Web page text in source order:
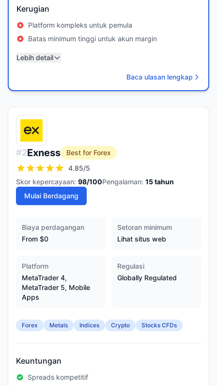
Kerugian
Platform kompleks untuk pemula
Batas minimum tinggi untuk akun margin
Lebih detail
Baca ulasan lengkap
#2Exness
Best for Forex
4.85/5
Skor kepercayaan: 98/100Pengalaman: 15tahun
Mulai Berdagang
Biaya perdagangan
From $0
Setoran minimum
Lihat situs web
Platform
MetaTrader 4,
MetaTrader 5, Mobile
Apps
Regulasi
Globally Regulated
Forex Metals Indices Crypto Stocks CFDs
Keuntungan
Spreads kompetitif